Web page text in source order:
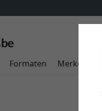
Formaten Merken